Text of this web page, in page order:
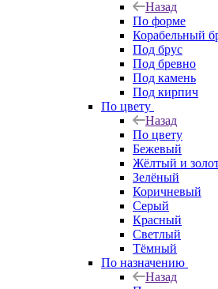
Назад
По форме
Корабельный
Под брус
Под бревно
Под камень
Под кирпич
По цвету
Назад
По цвету
Бежевый
Жёлтый и
Зелёный
Коричневый
Серый
Красный
Светлый
Тёмный
По назначению
Назад